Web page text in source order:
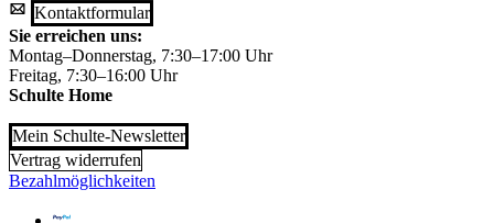
Kontaktformular
Sie erreichen uns:
Montag–Donnerstag, 7:30–17:00 Uhr
Freitag, 7:30–16:00 Uhr
Schulte Home
Mein Schulte-Newsletter
Vertrag widerrufen
Bezahlmöglichkeiten